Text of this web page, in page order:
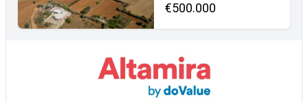
€500.000